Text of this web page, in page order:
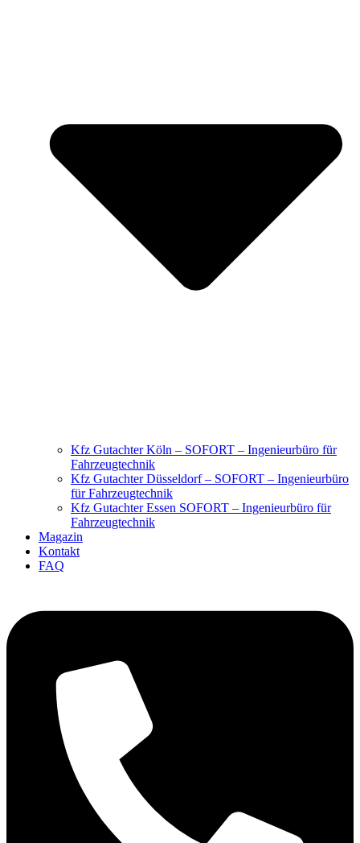
Kfz Gutachter Köln – SOFORT – Ingenieurbüro für
Fahrzeugtechnik
Kfz Gutachter Düsseldorf – SOFORT – Ingenieurbüro
für Fahrzeugtechnik
Kfz Gutachter Essen SOFORT – Ingenieurbüro für
Fahrzeugtechnik
Magazin
Kontakt
FAQ